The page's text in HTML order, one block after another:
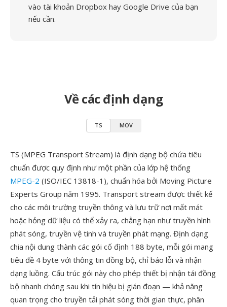
vào tài khoản Dropbox hay Google Drive của bạn
nếu cần.
Về các định dạng
TS MOV
TS (MPEG Transport Stream) là định dạng bộ chứa tiêu
chuẩn được quy định như một phần của lớp hệ thống
MPEG-2 (ISO/IEC 13818-1), chuẩn hóa bởi Moving Picture
Experts Group năm 1995. Transport stream được thiết kế
cho các môi trường truyền thông và lưu trữ nơi mất mát
hoặc hỏng dữ liệu có thể xảy ra, chẳng hạn như truyền hình
phát sóng, truyền vệ tinh và truyền phát mạng. Định dạng
chia nội dung thành các gói cố định 188 byte, mỗi gói mang
tiêu đề 4 byte với thông tin đồng bộ, chỉ báo lỗi và nhận
dạng luồng. Cấu trúc gói này cho phép thiết bị nhận tái đồng
bộ nhanh chóng sau khi tín hiệu bị gián đoạn — khả năng
quan trọng cho truyền tải phát sóng thời gian thực, phân